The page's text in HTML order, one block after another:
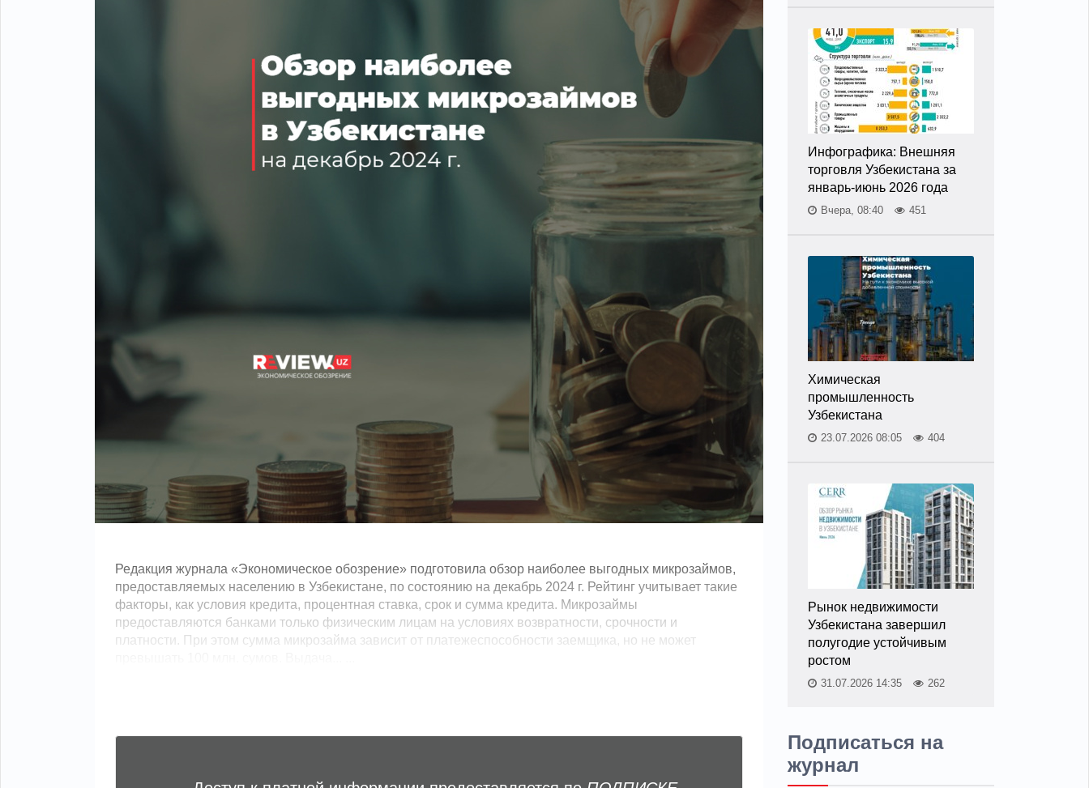
Редакция журнала «Экономическое обозрение» подготовила обзор наиболее выгодных микрозаймов,
предоставляемых населению в Узбекистане, по состоянию на декабрь 2024 г. Рейтинг учитывает такие
факторы, как условия кредита, процентная ставка, срок и сумма кредита. Микрозаймы
предоставляются банками только физическим лицам на условиях возвратности, срочности и
платности. При этом сумма микрозайма зависит от платежеспособности заемщика, но не может
Инфографика: Внешняя
торговля Узбекистана за
январь-июнь 2026 года
Вчера, 08:40 451
Химическая
промышленность
Узбекистана
23.07.2026 08:05 404
Рынок недвижимости
Узбекистана завершил
полугодие устойчивым
ростом
31.07.2026 14:35 262
Подписаться на
журнал